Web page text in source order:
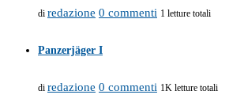
di redazione 0 commenti 1 letture totali
Panzerjäger I
di redazione 0 commenti 1K letture totali